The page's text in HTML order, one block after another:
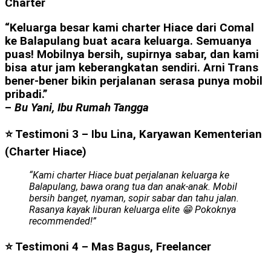
Charter
“Keluarga besar kami charter Hiace dari Comal
ke Balapulang buat acara keluarga. Semuanya
puas! Mobilnya bersih, supirnya sabar, dan kami
bisa atur jam keberangkatan sendiri. Arni Trans
bener-bener bikin perjalanan serasa punya mobil
pribadi.”
– Bu Yani, Ibu Rumah Tangga
⭐ Testimoni 3 – Ibu Lina, Karyawan Kementerian
(Charter Hiace)
“Kami charter Hiace buat perjalanan keluarga ke
Balapulang, bawa orang tua dan anak-anak. Mobil
bersih banget, nyaman, sopir sabar dan tahu jalan.
Rasanya kayak liburan keluarga elite 😁 Pokoknya
recommended!”
⭐ Testimoni 4 – Mas Bagus, Freelancer